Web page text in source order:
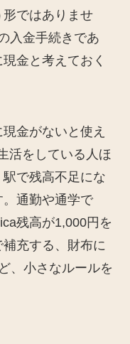
ではありませ
入金手続きであ
金と考えておく
金がないと使え
活をしている人ほ
で残高不足にな
通勤や通学で
残高が1,000円を
充する、財布に
、小さなルールを